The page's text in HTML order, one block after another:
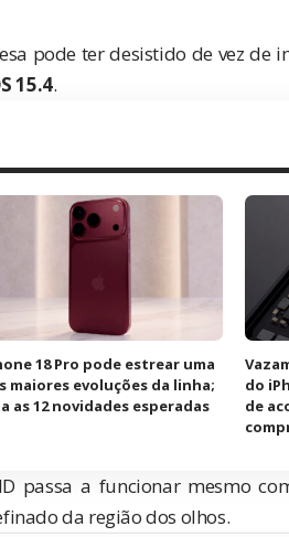
pode ter desistido de vez de
15.4.
18 Pro pode estrear uma
maiores evoluções da linha;
as 12 novidades esperadas
do
de
passa a funcionar mesmo
da região dos olhos.